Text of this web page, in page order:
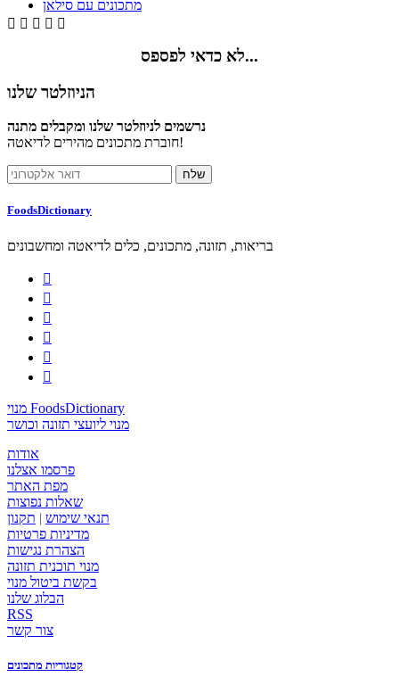
מתכונים עם סילאן
    
לא כדאי לפספס...
הניוזלטר שלנו
נרשמים לניוזלטר שלנו ומקבלים מתנה
חוברת מתכונים מהירים לדיאטה!
FoodsDictionary
בריאות, תזונה, מתכונים, כלים לדיאטה ומחשבונים






מנוי FoodsDictionary
מנוי ליועצי תזונה וכושר
אודות
פרסמו אצלנו
מפת האתר
שאלות נפוצות
תנאי שימוש | תקנון
מדיניות פרטיות
הצהרת נגישות
מנוי תוכנית תזונה
בקשת ביטול מנוי
הבלוג שלנו
RSS
צור קשר
קטגוריות מתכונים